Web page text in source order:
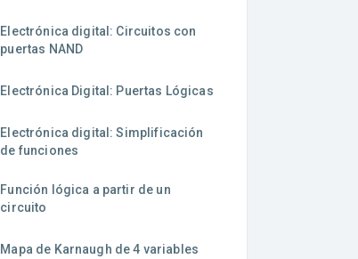
Electrónica digital: Circuitos con
puertas NAND
Electrónica Digital: Puertas Lógicas
Electrónica digital: Simplificación
de funciones
Función lógica a partir de un
circuito
Mapa de Karnaugh de 4 variables